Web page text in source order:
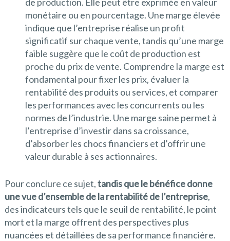
monétaire ou en pourcentage. Une marge élevée
indique que l’entreprise réalise un profit
significatif sur chaque vente, tandis qu’une marge
faible suggère que le coût de production est
proche du prix de vente. Comprendre la marge est
fondamental pour fixer les prix, évaluer la
rentabilité des produits ou services, et comparer
les performances avec les concurrents ou les
normes de l’industrie. Une marge saine permet à
l’entreprise d’investir dans sa croissance,
d’absorber les chocs financiers et d’offrir une
valeur durable à ses actionnaires.
Pour conclure ce sujet,tandis que le bénéfice donne
une vue d’ensemble de la rentabilité de l’entreprise,
des indicateurs tels que le seuil de rentabilité, le point
mort et la marge offrent des perspectives plus
nuancées et détaillées de sa performance financière.